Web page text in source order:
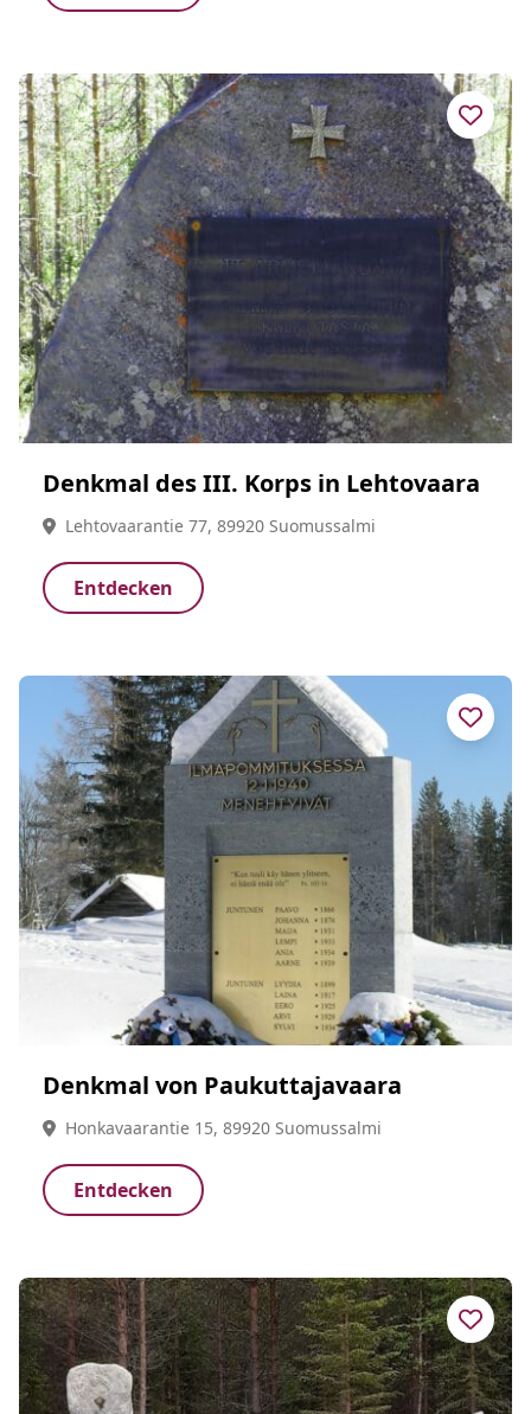
Denkmal des III. Korps in Lehtovaara
Lehtovaarantie 77, 89920 Suomussalmi
Entdecken
Denkmal von Paukuttajavaara
Honkavaarantie 15, 89920 Suomussalmi
Entdecken